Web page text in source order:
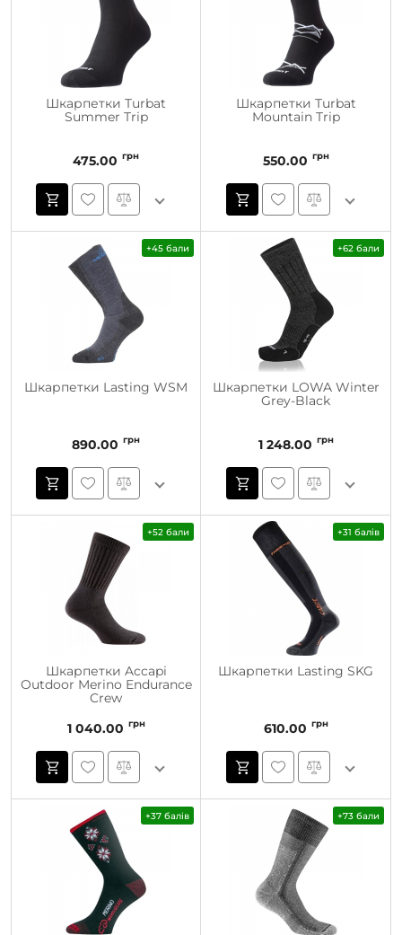
Шкарпетки Turbat
Summer Trip
475.00 грн
Шкарпетки Turbat
Mountain Trip
550.00 грн
+45 бали
Шкарпетки Lasting WSM
890.00 грн
+62 бали
Шкарпетки LOWA Winter
Grey-Black
1 248.00 грн
+52 бали
Шкарпетки Accapi
Outdoor Merino Endurance
Crew
1 040.00 грн
+31 балів
Шкарпетки Lasting SKG
610.00 грн
+37 балів +73 бали